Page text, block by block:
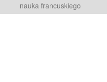
nauka francuskiego